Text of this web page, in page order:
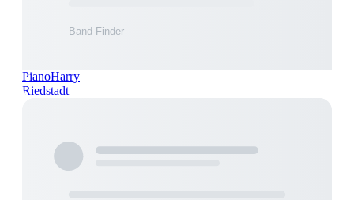
PianoHarry
Riedstadt